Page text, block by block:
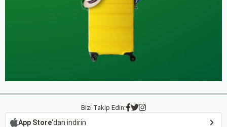
Bizi Takip Edin:
App Store'dan indirin